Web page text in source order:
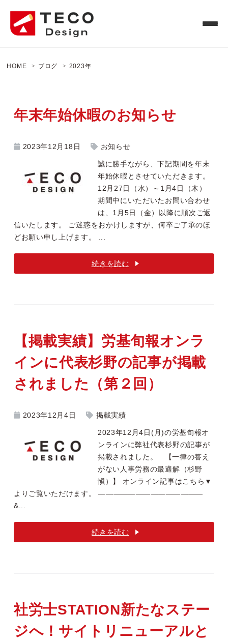
HOME ブログ 2023年
年末年始休暇のお知らせ
2023年12月18日 お知らせ
誠に勝手ながら、下記期間を年末
年始休暇とさせていただきます。
12月27日（水）～1月4日（木）
期間中にいただいたお問い合わせ
は、1月5日（金）以降に順次ご返
信いたします。 ご迷惑をおかけしますが、何卒ご了承のほ
どお願い申し上げます。 ...
続きを読む
【掲載実績】労基旬報オンラ
インに代表杉野の記事が掲載
されました（第２回）
2023年12月4日 掲載実績
2023年12月4日(月)の労基旬報オ
ンラインに弊社代表杉野の記事が
掲載されました。 【一律の答え
がない人事労務の最適解（杉野
愼）】 オンライン記事はこちら▼
よりご覧いただけます。 ——————————————
&...
続きを読む
社労士STATION新たなステー
ジへ！サイトリニューアルと